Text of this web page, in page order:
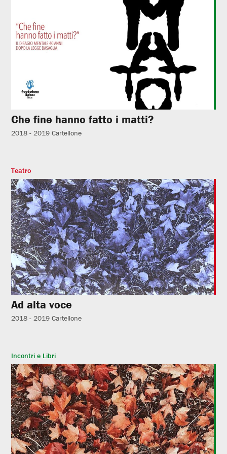
Che fine hanno fatto i matti?
2018 - 2019 Cartellone
Teatro
Ad alta voce
2018 - 2019 Cartellone
Incontri e Libri